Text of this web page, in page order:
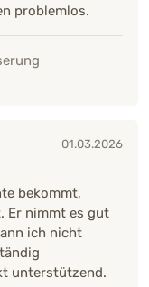
problemlos.
01.03.2026
bekommt,
Er nimmt es gut
ich nicht
unterstützend.